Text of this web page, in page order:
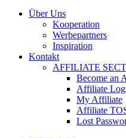
Über Uns
Kooperation
Werbepartners
Inspiration
Kontakt
AFFILIATE
Become an
Affiliate
My Affiliate
Affiliate
Lost